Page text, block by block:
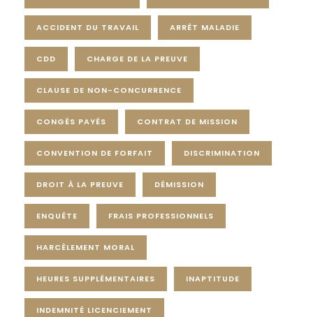
ACCIDENT DU TRAVAIL ARRÊT MALADIE
CDD CHARGE DE LA PREUVE
CLAUSE DE NON-CONCURRENCE
CONGÉS PAYÉS CONTRAT DE MISSION
CONVENTION DE FORFAIT DISCRIMINATION
DROIT À LA PREUVE DÉMISSION
ENQUÊTE FRAIS PROFESSIONNELS
HARCÈLEMENT MORAL
HEURES SUPPLÉMENTAIRES INAPTITUDE
INDEMNITÉ LICENCIEMENT